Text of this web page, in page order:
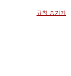
규칙 숨기기